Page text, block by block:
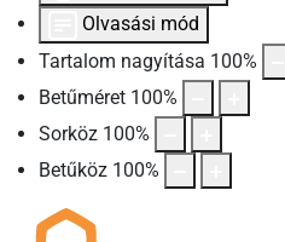
Olvasási mód
Tartalom nagyítása 100%
Betűméret 100%
Sorköz 100%
Betűköz 100%